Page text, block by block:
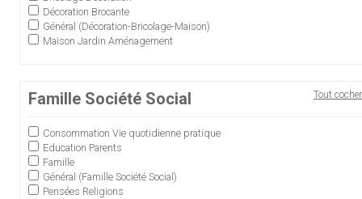
Décoration Brocante
Général (Décoration-Bricolage-Maison)
Maison Jardin Aménagement
Famille Société Social Tout cocher
Consommation Vie quotidienne pratique
Education Parents
Famille
Général (Famille Société Social)
Pensées Religions